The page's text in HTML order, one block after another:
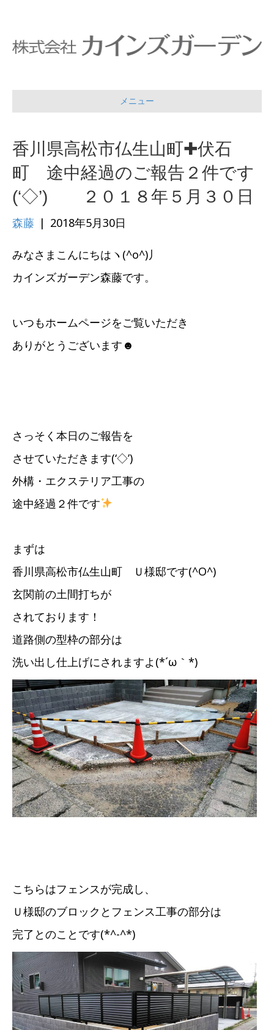
メニュー
香川県高松市仏生山町✚伏石
町 途中経過のご報告２件です
(‘◇’)ゞ ２０１８年５月３０日
森藤 | 2018年5月30日
みなさまこんにちはヽ(^o^)丿
カインズガーデン森藤です。
いつもホームページをご覧いただき
ありがとうございます☻
さっそく本日のご報告を
させていただきます(‘◇’)ゞ
外構・エクステリア工事の
途中経過２件です
まずは
香川県高松市仏生山町 Ｕ様邸です(^O^)
玄関前の土間打ちが
されております！
道路側の型枠の部分は
洗い出し仕上げにされますよ(*´ω｀*)
こちらはフェンスが完成し、
Ｕ様邸のブロックとフェンス工事の部分は
完了とのことです(*^-^*)